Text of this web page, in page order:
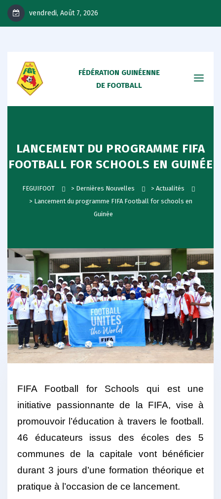
vendredi, Août 7, 2026
FÉDÉRATION GUINÉENNE
DE FOOTBALL
LANCEMENT DU PROGRAMME FIFA
FOOTBALL FOR SCHOOLS EN GUINÉE
FEGUIFOOT > Dernières Nouvelles > Actualités
> Lancement du programme FIFA Football for schools en
Guinée
FIFA Football for Schools qui est une
initiative passionnante de la FIFA, vise à
promouvoir l’éducation à travers le football.
46 éducateurs issus des écoles des 5
communes de la capitale vont bénéficier
durant 3 jours d’une formation théorique et
pratique à l’occasion de ce lancement.